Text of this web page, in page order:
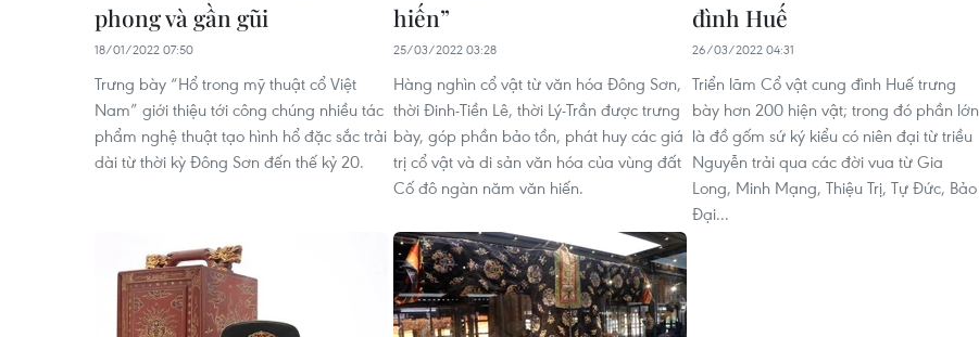
phong và gần gũi
18/01/2022 07:50
Trưng bày “Hổ trong mỹ thuật cổ Việt
Nam” giới thiệu tới công chúng nhiều tác
phẩm nghệ thuật tạo hình hổ đặc sắc trải
dài từ thời kỳ Đông Sơn đến thế kỷ 20.
hiến”
25/03/2022 03:28
Hàng nghìn cổ vật từ văn hóa Đông Sơn,
thời Đinh-Tiền Lê, thời Lý-Trần được trưng
bày, góp phần bảo tồn, phát huy các giá
trị cổ vật và di sản văn hóa của vùng đất
Cố đô ngàn năm văn hiến.
đình Huế
26/03/2022 04:31
Triển lãm Cổ vật cung đình Huế trưng
bày hơn 200 hiện vật; trong đó phần lớn
là đồ gốm sứ ký kiểu có niên đại từ triều
Nguyễn trải qua các đời vua từ Gia
Long, Minh Mạng, Thiệu Trị, Tự Đức, Bảo
Đại...